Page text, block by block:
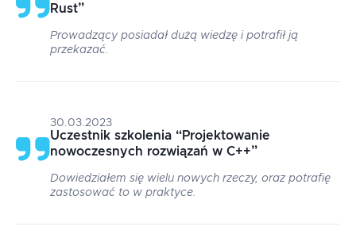
Rust”
Prowadzący posiadał dużą wiedzę i potrafił ją
przekazać.
30.03.2023
Uczestnik szkolenia “Projektowanie
nowoczesnych rozwiązań w C++”
Dowiedziałem się wielu nowych rzeczy, oraz potrafię
zastosować to w praktyce.